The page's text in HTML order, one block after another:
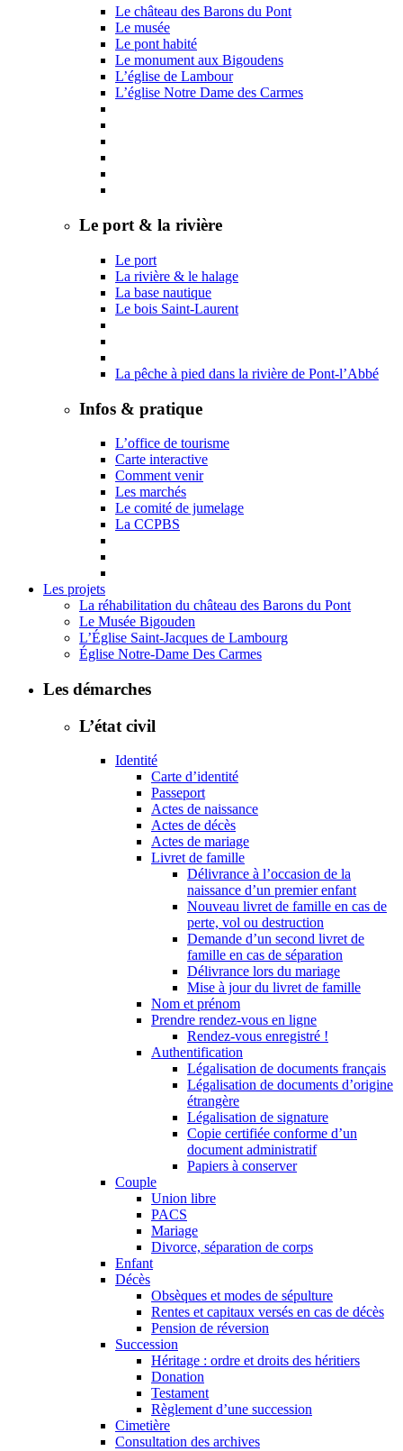
Le château des Barons du Pont
Le musée
Le pont habité
Le monument aux Bigoudens
L’église de Lambour
L’église Notre Dame des Carmes
Le port & la rivière
Le port
La rivière & le halage
La base nautique
Le bois Saint-Laurent
La pêche à pied dans la rivière de Pont-l’Abbé
Infos & pratique
L’office de tourisme
Carte interactive
Comment venir
Les marchés
Le comité de jumelage
La CCPBS
Les projets
La réhabilitation du château des Barons du Pont
Le Musée Bigouden
L’Église Saint-Jacques de Lambourg
Église Notre-Dame Des Carmes
Les démarches
L’état civil
Identité
Carte d’identité
Passeport
Actes de naissance
Actes de décès
Actes de mariage
Livret de famille
Délivrance à l’occasion de la
naissance d’un premier enfant
Nouveau livret de famille en cas de
perte, vol ou destruction
Demande d’un second livret de
famille en cas de séparation
Délivrance lors du mariage
Mise à jour du livret de famille
Nom et prénom
Prendre rendez-vous en ligne
Rendez-vous enregistré !
Authentification
Légalisation de documents français
Légalisation de documents d’origine
étrangère
Légalisation de signature
Copie certifiée conforme d’un
document administratif
Papiers à conserver
Couple
Union libre
PACS
Mariage
Divorce, séparation de corps
Enfant
Décès
Obsèques et modes de sépulture
Rentes et capitaux versés en cas de décès
Pension de réversion
Succession
Héritage : ordre et droits des héritiers
Donation
Testament
Règlement d’une succession
Cimetière
Consultation des archives